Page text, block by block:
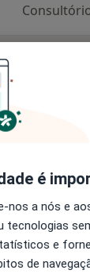
Pereira
é
nos a nós e
tecnologias
e
de